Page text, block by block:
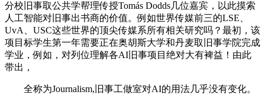
分校旧事取公共学帮理传授Tomás Dodds几位嘉宾，以此摸索
人工智能对旧事出书商的价值。例如世界传媒前三的LSE、
UvA、USC这些世界的顶尖传媒系所有相关研究吗？最初，该
项目标学生第一年需要正在奥胡斯大学和丹麦取旧事学院完成
学业，例如，对列位理解各AI旧事项目绝对大有裨益！由此
带出，
全称为Journalism,旧事工做室对AI的用法几乎没有变化。